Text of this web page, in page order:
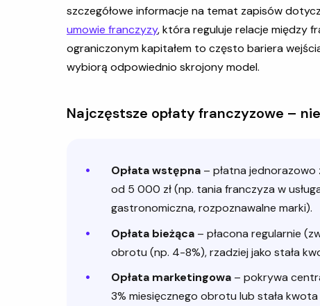
szczegółowe informacje na temat zapisów
umowie franczyzy, która reguluje relacje między
ograniczonym kapitałem to często bariera
wybiorą odpowiednio skrojony model.
Najczęstsze opłaty franczyzowe –
Opłata wstępna – płatna jednorazowo
od 5 000 zł (np. tania franczyza w
gastronomiczna, rozpoznawalne marki).
Opłata bieżąca – płacona regularnie
obrotu (np. 4-8%), rzadziej jako stała
Opłata marketingowa – pokrywa
3% miesięcznego obrotu lub stała